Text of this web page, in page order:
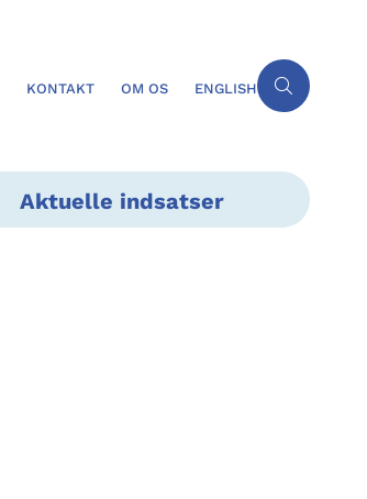
KONTAKT OM OS ENGLISH
Aktuelle indsatser